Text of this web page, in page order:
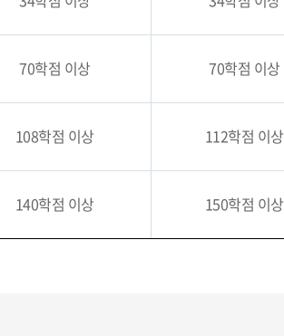
70학점 이상 70학점 이상
108학점 이상 112학점 이상
140학점 이상 150학점 이상